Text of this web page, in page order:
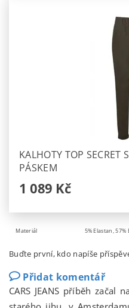
KALHOTY TOP SECRET
PÁSKEM
1 089 Kč
Materiál 5% Elastan,
Buďte první, kdo napíše
Přidat komentář
CARS JEANS příběh